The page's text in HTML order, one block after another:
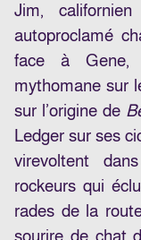
Jim,
autoproclamé
face à Gene,
mythomane sur
sur l’origine de
Ledger sur ses
virevoltent
rockeurs qui
rades de la
sourire de chat